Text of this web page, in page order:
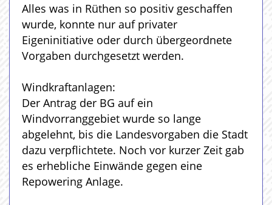
Alles was in Rüthen so positiv geschaffen
wurde, konnte nur auf privater
Eigeninitiative oder durch übergeordnete
Vorgaben durchgesetzt werden.
Windkraftanlagen:
Der Antrag der BG auf ein
Windvorranggebiet wurde so lange
abgelehnt, bis die Landesvorgaben die Stadt
dazu verpflichtete. Noch vor kurzer Zeit gab
es erhebliche Einwände gegen eine
Repowering Anlage.